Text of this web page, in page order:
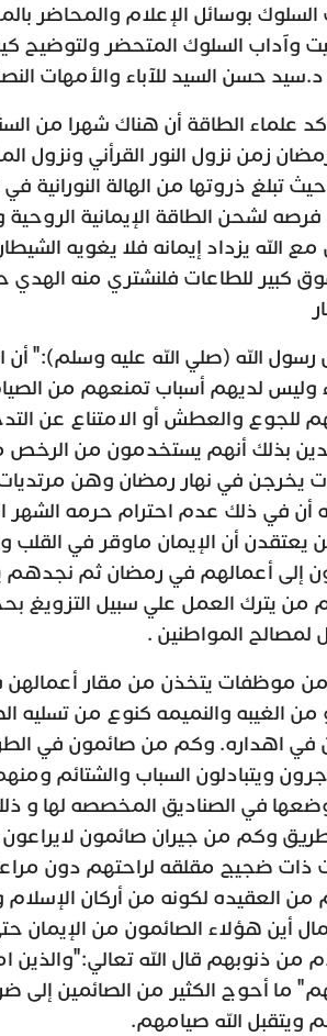
السلوك بوسائل الإعلام والمحاضر
وآداب السلوك المتحضر ولتوضيح
حسن السيد للآباء والأمهات
– أكد علماء الطاقة أن هناك شهرا من
زمن نزول النور القرأني ونزول
تبلغ ذروتها من الهالة النورانية
لشحن الطاقة الإيمانية الروحية
الله يزداد إيمانه فلا يغويه
كبير للطاعات فلنشتري منه الهدي
رسول الله (صلي الله عليه وسلم):"
وليس لديهم أسباب تمنعهم من
للجوع والعطش أو الامتناع عن
بذلك أنهم يستخدمون من الرخص
يخرجن في نهار رمضان وهن
أن في ذلك عدم احترام حرمه
يعتقدن أن الإيمان ماوقر في
إلى أعمالهم في رمضان ثم
من يترك العمل علي سبيل التزويغ
لمصالح المواطنين .
موظفات يتخذن من مقار أعمالهن
من الغيبه والنميمه كنوع من
في اهداره. وكم من صائمون في
ويتبادلون السباب والشتائم
في الصناديق المخصصه لها و
وكم من جيران صائمون
ذات ضجيج مقلقه لراحتهم دون
من العقيده لكونه من أركان الإسلام
أين هؤلاء الصائمون من الإيمان
من ذنوبهم قال الله تعالي:"والذين
ما أحوج الكثير من الصائمين إلى
ويتقبل الله صيامهم.